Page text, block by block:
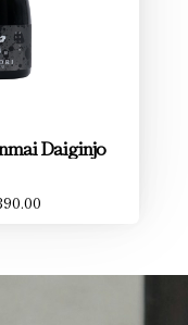
Daiginjo